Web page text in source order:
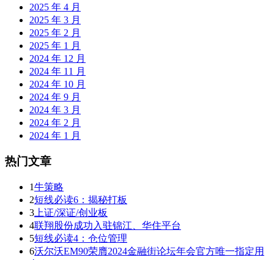
2025 年 4 月
2025 年 3 月
2025 年 2 月
2025 年 1 月
2024 年 12 月
2024 年 11 月
2024 年 10 月
2024 年 9 月
2024 年 3 月
2024 年 2 月
2024 年 1 月
热门文章
1牛策略
2短线必读6：揭秘打板
3 上证/深证/创业板
4联翔股份成功入驻锦江、华住平台
5短线必读4：仓位管理
6沃尔沃EM90荣膺2024金融街论坛年会官方唯一指定用